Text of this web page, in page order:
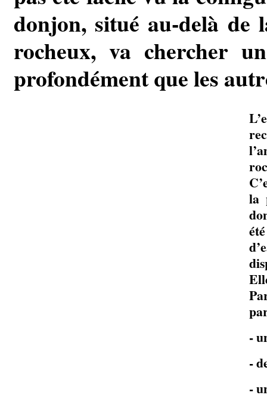
donjon, situé au-delà de
rocheux, va chercher
profondément que les
la
-
-
-